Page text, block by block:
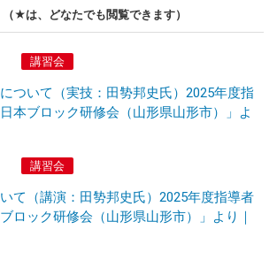
（★は、どなたでも閲覧できます）
講習会
ついて（実技：田㔟邦史氏）2025年度指
本ブロック研修会（山形県山形市）」よ
講習会
て（講演：田㔟邦史氏）2025年度指導者
ロック研修会（山形県山形市）」より｜